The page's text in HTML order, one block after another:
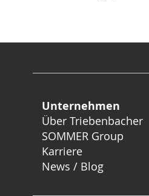
Unternehmen
Über Triebenbacher
SOMMER Group
Karriere
News / Blog